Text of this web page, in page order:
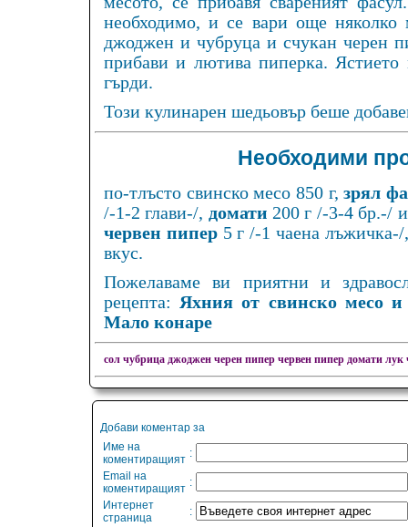
необходимо, и се вари още няколко
джоджен и чубруца и счукан черен
прибави и лютива пиперка.
гърди.
Този кулинарен шедьовър беше
Необходими
по-тлъсто свинско месо 850 г,зрял
/-1-2 глави-/, домати 200 г /-3-4 бр.-/
червен пипер5 г /-1 чаена
вкус.
Пожелаваме ви приятни и
рецепта: Яхния от свинско месо и
Мало конаре
сол чубрица джоджен черен пипер червен пипер домати лук
Добави коментар за
Име на
коментиращият :
Email на
коментиращият :
Интернет
страница
: